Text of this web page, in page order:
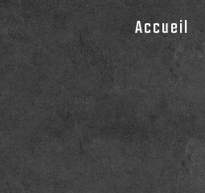
Panneau de gestion des cookies
Accueil